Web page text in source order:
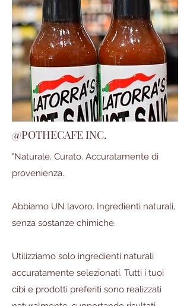
@POTHECAFE INC.
"Naturale. Curato. Accuratamente di
provenienza.
Abbiamo UN lavoro. Ingredienti naturali,
senza sostanze chimiche.
Utilizziamo solo ingredienti naturali
accuratamente selezionati. Tutti i tuoi
cibi e prodotti preferiti sono realizzati